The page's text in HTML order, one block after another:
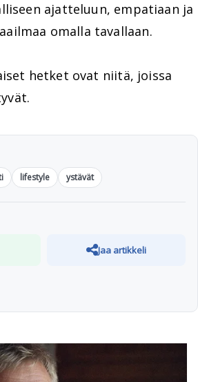
ajatteluun, empatiaan ja
omalla tavallaan.
hetket ovat niitä, joissa
lifestyle ystävät
Jaa artikkeli